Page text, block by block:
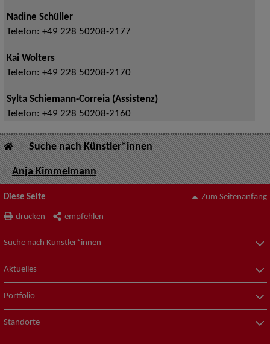
Nadine Schüller
Telefon: +49 228 50208-2177
Kai Wolters
Telefon: +49 228 50208-2170
Sylta Schiemann-Correia (Assistenz)
Telefon: +49 228 50208-2160
Suche nach Künstler*innen
Anja Kimmelmann
Diese Seite
drucken empfehlen
Zum Seitenanfang
Suche nach Künstler*innen
Aktuelles
Portfolio
Standorte